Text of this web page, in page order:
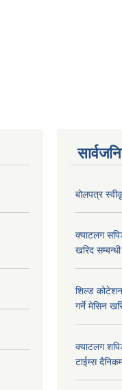
बोलपत्र
क्याटलग
खरिद
शिल्ड कोटेशन
गर्ने मेसिन
क्याटलग
टाईम्स